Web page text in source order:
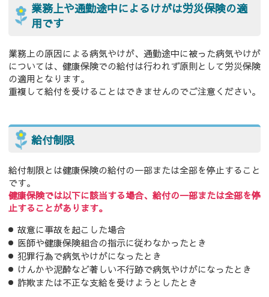
業務上や通勤途中によるけがは労災保険の適
用です
業務上の原因による病気やけが、通勤途中に被った病気やけが
については、健康保険での給付は行われず原則として労災保険
の適用となります。
重複して給付を受けることはできませんのでご注意ください。
給付制限
給付制限とは健康保険の給付の一部または全部を停止すること
です。
健康保険では以下に該当する場合、給付の一部または全部を停
止することがあります。
故意に事故を起こした場合
医師や健康保険組合の指示に従わなかったとき
犯罪行為で病気やけがになったとき
けんかや泥酔など著しい不行跡で病気やけがになったとき
詐欺または不正な支給を受けようとしたとき